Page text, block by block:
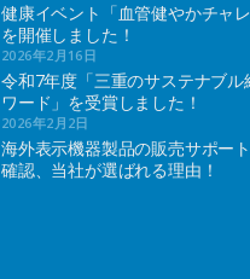
健康イベント「血管健やかチャレ
を開催しました！
2026年2月16日
令和7年度「三重のサステナブル
ワード」を受賞しました！
2026年2月2日
海外表示機器製品の販売サポー
確認、当社が選ばれる理由！